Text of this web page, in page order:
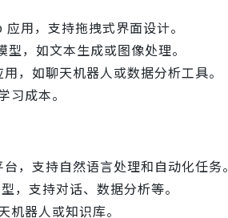
用，支持拖拽式界面设计。
，如文本生成或图像处理。
，如聊天机器人或数据分析工具。
习成本。
，支持自然语言处理和自动化任务。
，支持对话、数据分析等。
机器人或知识库。